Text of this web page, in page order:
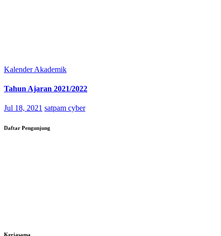
Kalender Akademik
Tahun Ajaran 2021/2022
Jul 18, 2021 satpam cyber
Daftar Pengunjung
Kerjasama